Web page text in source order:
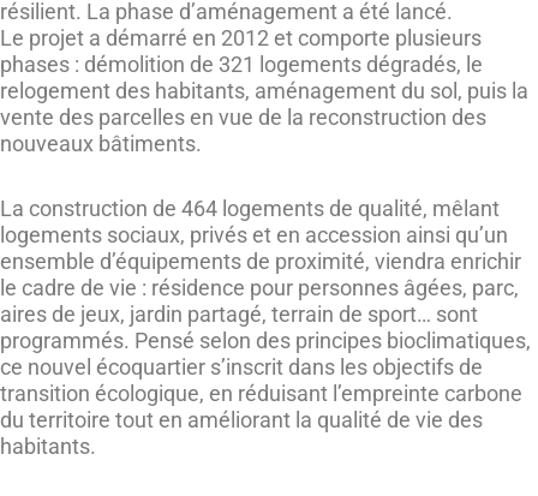
résilient. La phase d’aménagement a été lancé.
Le projet a démarré en 2012 et comporte plusieurs
phases : démolition de 321 logements dégradés, le
relogement des habitants, aménagement du sol, puis la
vente des parcelles en vue de la reconstruction des
nouveaux bâtiments.
La construction de 464 logements de qualité, mêlant
logements sociaux, privés et en accession ainsi qu’un
ensemble d’équipements de proximité, viendra enrichir
le cadre de vie : résidence pour personnes âgées, parc,
aires de jeux, jardin partagé, terrain de sport… sont
programmés. Pensé selon des principes bioclimatiques,
ce nouvel écoquartier s’inscrit dans les objectifs de
transition écologique, en réduisant l’empreinte carbone
du territoire tout en améliorant la qualité de vie des
habitants.